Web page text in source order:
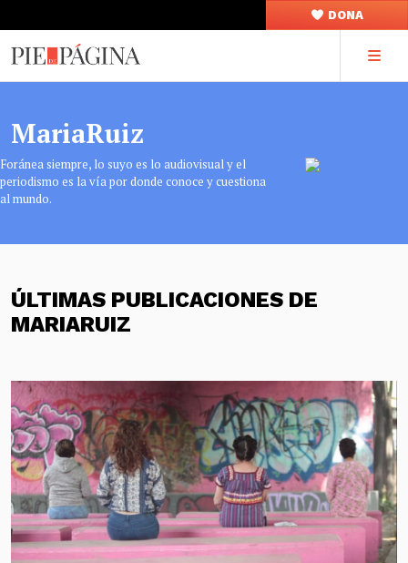
DONA
MariaRuiz
Foránea siempre, lo suyo es lo audiovisual y el
periodismo es la vía por donde conoce y cuestiona
al mundo.
ÚLTIMAS PUBLICACIONES DE
MARIARUIZ